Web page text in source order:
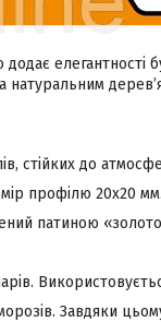
елегантності
стійких до
профілю 20х20 мм.
патиною
Завдяки